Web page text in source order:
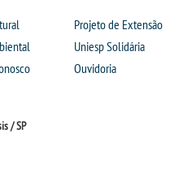
Projeto de Extensão
Uniesp Solidária
Ouvidoria
/ SP